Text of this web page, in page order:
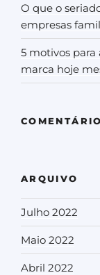
O que o
empresas
5 motivos
marca hoje
ARQUIVO
Julho 2022
Maio 2022
Abril 2022